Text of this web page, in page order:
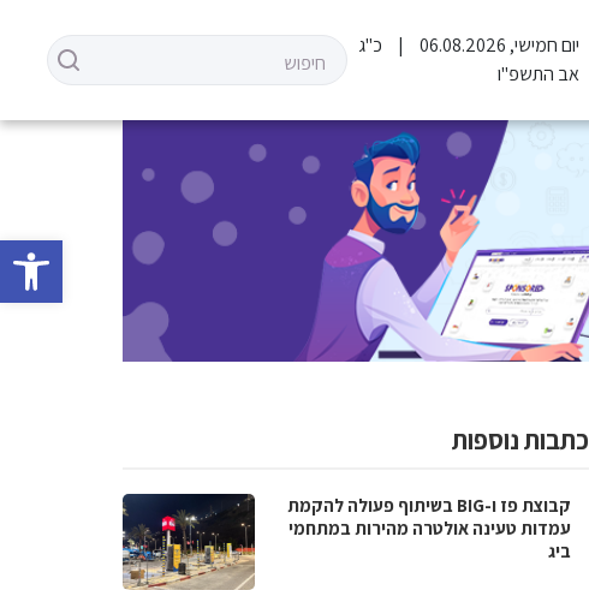
פתח
יום חמישי, 06.08.2026
כ"ג
אב התשפ"ו
כתבות נוספות
קבוצת פז ו-BIG בשיתוף פעולה להקמת
עמדות טעינה אולטרה מהירות במתחמי
ביג